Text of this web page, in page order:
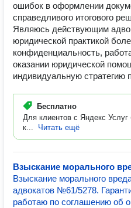
ошибок в оформлении
справедливого итогового
Являюсь действующим
юридической практикой
конфиденциальность,
оказании юридической
индивидуальную стратегию
Бесплатно
Для клиентов с Яндекс Услуг
к...
Читать ещё
Взыскание морального
Взыскание морального
адвокатов №61/5278.
работаю по соглашению об